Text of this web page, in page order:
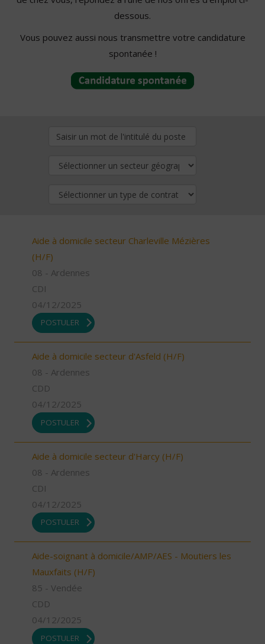
dessous.
Vous pouvez aussi nous transmettre votre candidature
spontanée !
Aide à domicile secteur Charleville Mézières
(H/F)
08 - Ardennes
CDI
04/12/2025
POSTULER
Aide à domicile secteur d'Asfeld (H/F)
08 - Ardennes
CDD
04/12/2025
POSTULER
Aide à domicile secteur d'Harcy (H/F)
08 - Ardennes
CDI
04/12/2025
POSTULER
Aide-soignant à domicile/AMP/AES - Moutiers les
Mauxfaits (H/F)
85 - Vendée
CDD
04/12/2025
POSTULER